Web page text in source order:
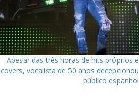
Apesar das três horas de hits próprios e
covers, vocalista de 50 anos decepcionou
público espanhol